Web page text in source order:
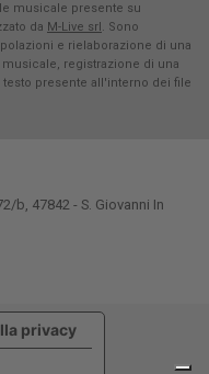
musicale presente su
da M-Live srl . Sono
e rielaborazione di una
registrazione di una
presente all'interno dei file
b, 47842 - S. Giovanni In
privacy